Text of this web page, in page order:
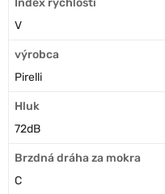
V
výrobca
Pirelli
Hluk
72dB
Brzdná dráha za mokra
C